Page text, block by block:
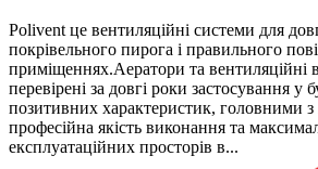
Polivent це вентиляційні системи для
покрівельного пирога і правильного
приміщеннях.Аератори та
перевірені за довгі роки застосування у
позитивних характеристик, головними з
професійна якість виконання та
експлуатаційних просторів в...